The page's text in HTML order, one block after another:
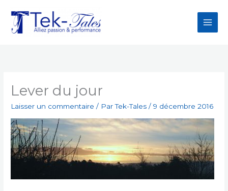
contenu
Lever du jour
Laisser un commentaire / ParTek-Tales/9 décembre 2016